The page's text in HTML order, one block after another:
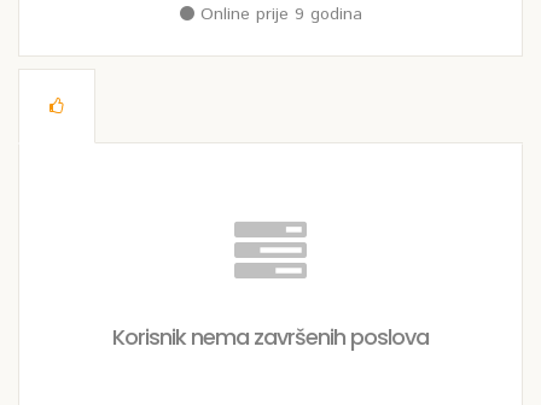
Online prije 9 godina
Korisnik nema završenih poslova